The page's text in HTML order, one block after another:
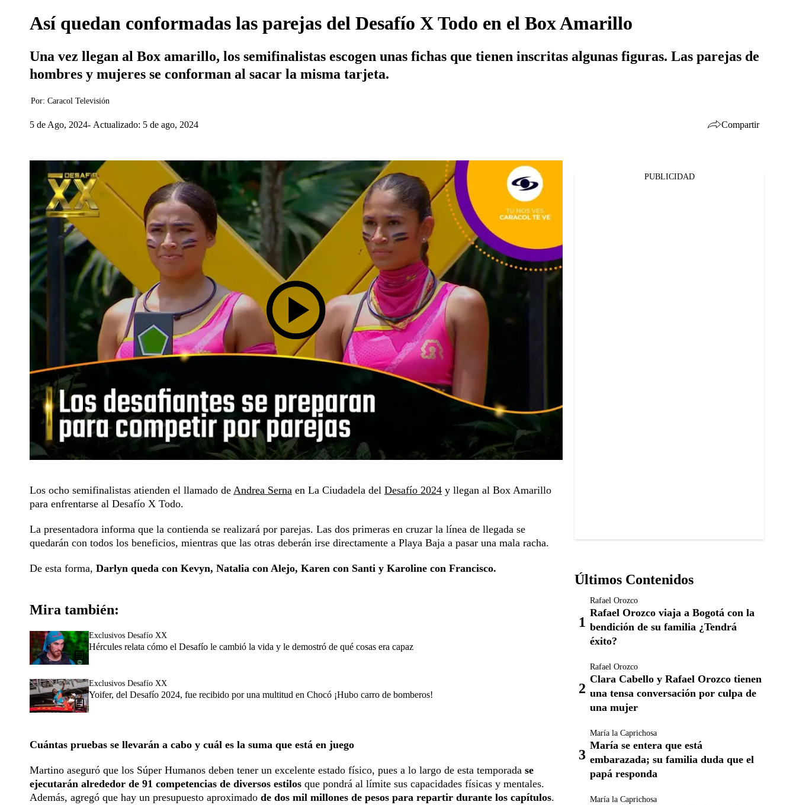
Así quedan conformadas las parejas del Desafío X Todo en el Box Amarillo
Una vez llegan al Box amarillo, los semifinalistas escogen unas fichas que tienen inscritas algunas figuras. Las parejas de
hombres y mujeres se conforman al sacar la misma tarjeta.
Por: Caracol Televisión
5 de Ago, 2024 Actualizado: 5 de ago, 2024 Compartir
Los ocho semifinalistas atienden el llamado de Andrea Serna en La Ciudadela del Desafío 2024 y llegan al Box Amarillo
para enfrentarse al Desafío X Todo.
La presentadora informa que la contienda se realizará por parejas. Las dos primeras en cruzar la línea de llegada se
quedarán con todos los beneficios, mientras que las otras deberán irse directamente a Playa Baja a pasar una mala racha.
De esta forma, Darlyn queda con Kevyn, Natalia con Alejo, Karen con Santi y Karoline con Francisco.
Mira también:
Exclusivos Desafío XX
Hércules relata cómo el Desafío le cambió la vida y le demostró de qué cosas era capaz
Exclusivos Desafío XX
Yoifer, del Desafío 2024, fue recibido por una multitud en Chocó ¡Hubo carro de bomberos!
Cuántas pruebas se llevarán a cabo y cuál es la suma que está en juego
Martino aseguró que los Súper Humanos deben tener un excelente estado físico, pues a lo largo de esta temporada se
ejecutarán alrededor de 91 competencias de diversos estilos que pondrá al límite sus capacidades físicas y mentales.
Además, agregó que hay un presupuesto aproximado de dos mil millones de pesos para repartir durante los capítulos.
PUBLICIDAD
Últimos Contenidos
Rafael Orozco
Rafael Orozco viaja a Bogotá con la
bendición de su familia ¿Tendrá
éxito?
Rafael Orozco
Clara Cabello y Rafael Orozco tienen
una tensa conversación por culpa de
una mujer
María la Caprichosa
María se entera que está
embarazada; su familia duda que el
papá responda
María la Caprichosa